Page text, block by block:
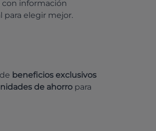
con información
para elegir mejor.
beneficios exclusivos
de ahorro para